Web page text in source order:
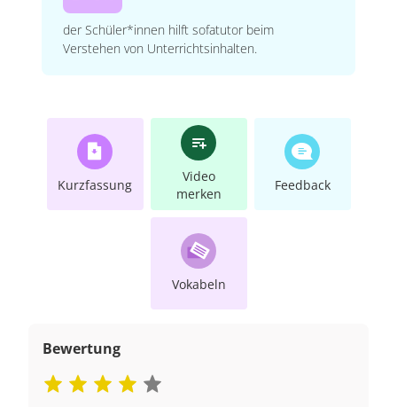
der Schüler*innen hilft sofatutor beim
Verstehen von Unterrichtsinhalten.
Kurzfassung
Video
merken
Feedback
Vokabeln
Bewertung